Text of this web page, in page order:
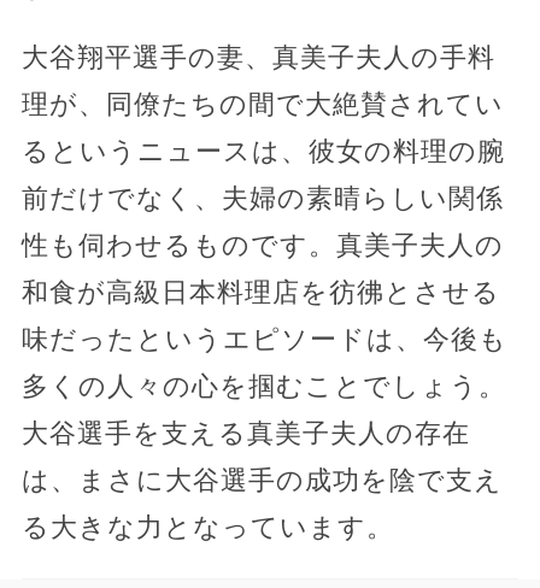
大谷翔平選手の妻、真美子夫人の手料
理が、同僚たちの間で大絶賛されてい
るというニュースは、彼女の料理の腕
前だけでなく、夫婦の素晴らしい関係
性も伺わせるものです。真美子夫人の
和食が高級日本料理店を彷彿とさせる
味だったというエピソードは、今後も
多くの人々の心を掴むことでしょう。
大谷選手を支える真美子夫人の存在
は、まさに大谷選手の成功を陰で支え
る大きな力となっています。